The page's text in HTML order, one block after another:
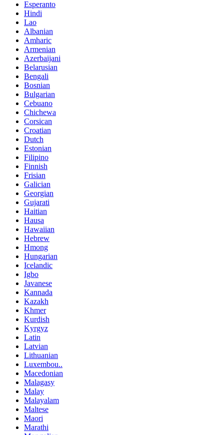
Esperanto
Hindi
Lao
Albanian
Amharic
Armenian
Azerbaijani
Belarusian
Bengali
Bosnian
Bulgarian
Cebuano
Chichewa
Corsican
Croatian
Dutch
Estonian
Filipino
Finnish
Frisian
Galician
Georgian
Gujarati
Haitian
Hausa
Hawaiian
Hebrew
Hmong
Hungarian
Icelandic
Igbo
Javanese
Kannada
Kazakh
Khmer
Kurdish
Kyrgyz
Latin
Latvian
Lithuanian
Luxembou..
Macedonian
Malagasy
Malay
Malayalam
Maltese
Maori
Marathi